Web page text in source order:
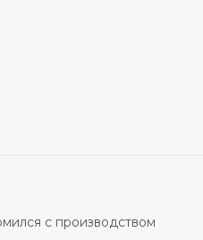
с производством